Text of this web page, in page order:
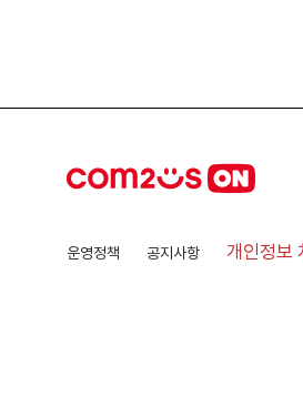
운영정책 공지사항 개인정보